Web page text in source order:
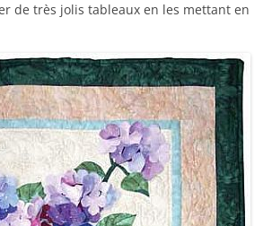
de très jolis tableaux en les mettant en